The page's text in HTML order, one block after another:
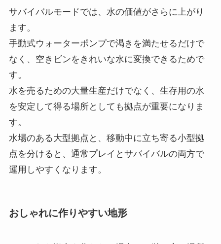
サバイバルモードでは、水の価値がさらに上がり
ます。
手動式ウォーターポンプで渇きを満たせるだけで
なく、空きビンをきれいな水に変換できるためで
す。
水を売るための大量生産だけでなく、生存用の水
を安定して得る場所としても拠点が重要になりま
す。
水場のある大型拠点と、移動中に立ち寄る小型拠
点を分けると、通常プレイとサバイバルの両方で
運用しやすくなります。
おしゃれに作りやすい地形